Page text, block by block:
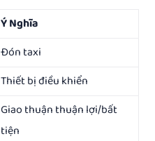
Ý Nghĩa
Đón taxi
Thiết bị điều khiển
Giao thuận thuận lợi/bất
tiện